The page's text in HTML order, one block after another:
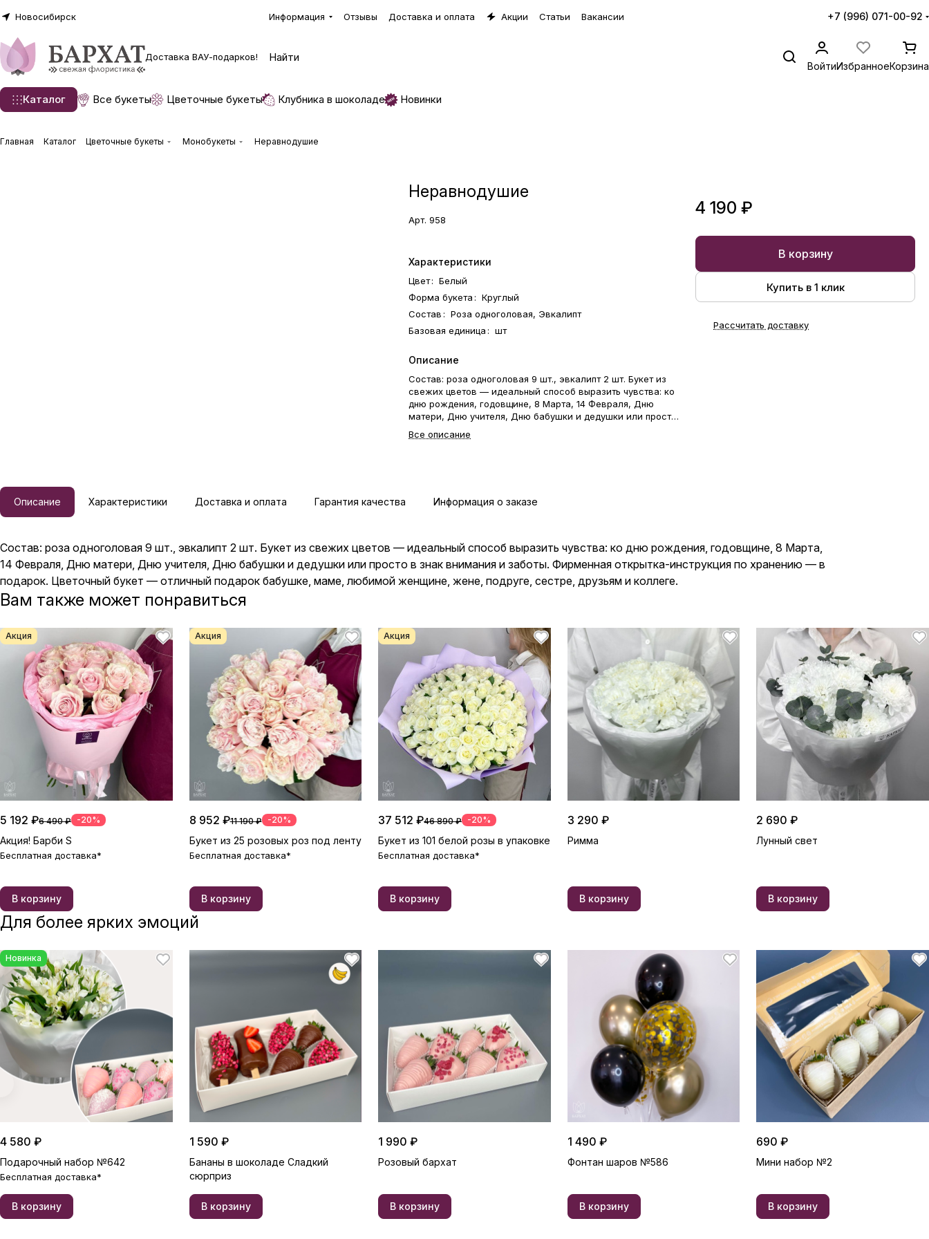
Новосибирск Информация Отзывы Доставка и оплата Акции Статьи Вакансии +7 (996) 071-00-92
Доставка ВАУ-подарков!
ВойтиИзбранноеКорзина
Каталог Все букеты Цветочные букеты Клубника в шоколаде Новинки
Главная Каталог Цветочные букеты Монобукеты Неравнодушие
Неравнодушие
Арт.958
Характеристики
Цвет: Белый
Форма букета: Круглый
Состав: Роза одноголовая, Эвкалипт
Базовая единица: шт
Описание
Состав: роза одноголовая 9 шт., эвкалипт 2 шт. Букет из
свежих цветов — идеальный способ выразить чувства: ко
дню рождения, годовщине, 8 Марта, 14 Февраля, Дню
матери, Дню учителя, Дню бабушки и дедушки или просто
по хранению — в подарок. Цветочный букет — отличный
Все описание
4 190 ₽
В корзину
Купить в 1 клик
Рассчитать доставку
Описание Характеристики Доставка и оплата Гарантия качества Информация о заказе
Состав: роза одноголовая 9 шт., эвкалипт 2 шт. Букет из свежих цветов — идеальный способ выразить чувства: ко дню рождения, годовщине, 8 Марта,
14 Февраля, Дню матери, Дню учителя, Дню бабушки и дедушки или просто в знак внимания и заботы. Фирменная открытка-инструкция по хранению — в
подарок. Цветочный букет — отличный подарок бабушке, маме, любимой женщине, жене, подруге, сестре, друзьям и коллеге.
Вам также может понравиться
Акция
5 192 ₽6 490 ₽ -20%
Акция! Барби S
Бесплатная доставка*
В корзину
Акция
8 952 ₽11 190 ₽ -20%
Букет из 25 розовых роз под ленту
Бесплатная доставка*
В корзину
Акция
37 512 ₽46 890 ₽ -20%
Букет из 101 белой розы в упаковке
Бесплатная доставка*
В корзину
3 290 ₽
Римма
В корзину
2 690 ₽
Лунный свет
В корзину
Для более ярких эмоций
Новинка
4 580 ₽
Подарочный набор №642
Бесплатная доставка*
В корзину
1 590 ₽
Бананы в шоколаде Сладкий
сюрприз
В корзину
1 990 ₽
Розовый бархат
В корзину
1 490 ₽
Фонтан шаров №586
В корзину
690 ₽
Мини набор №2
В корзину